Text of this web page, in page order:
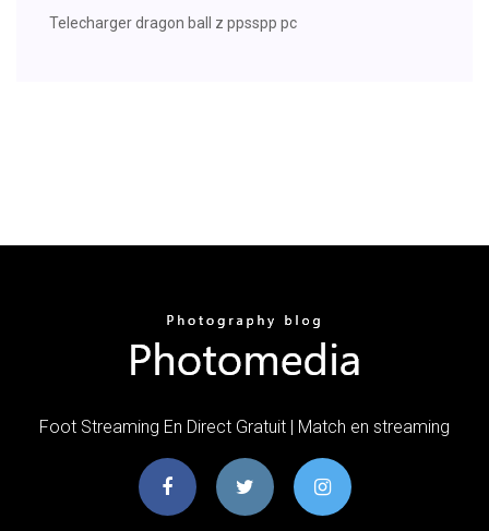
Telecharger dragon ball z ppsspp pc
Foot Streaming En Direct Gratuit | Match en streaming